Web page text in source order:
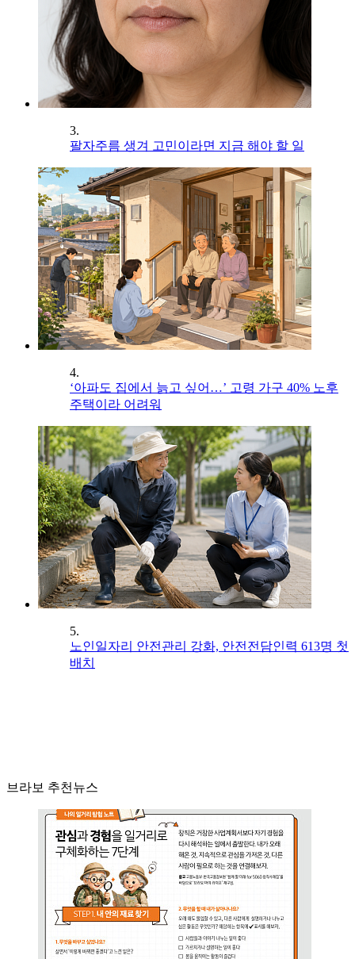
3.
팔자주름 생겨 고민이라면 지금 해야 할 일
4.
‘아파도 집에서 늙고 싶어…’ 고령 가구 40% 노후
주택이라 어려워
5.
노인일자리 안전관리 강화, 안전전담인력 613명 첫
배치
브라보 추천뉴스